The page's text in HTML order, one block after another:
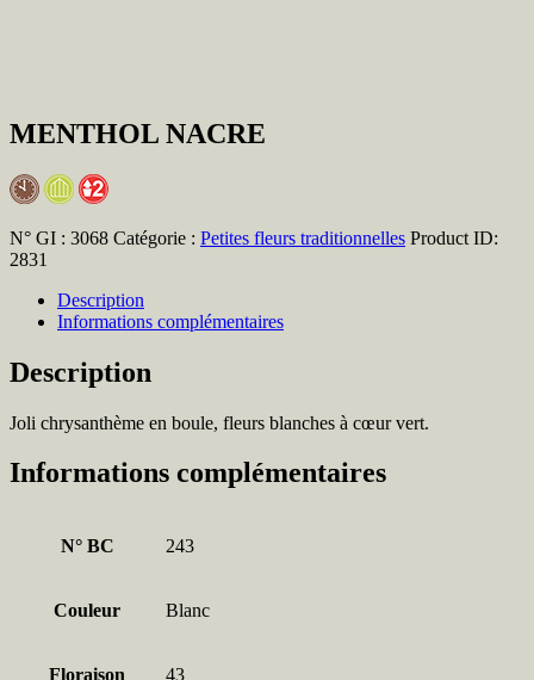
MENTHOL NACRE
N° GI : 3068 Catégorie : Petites fleurs traditionnelles Product ID:
2831
Description
Informations complémentaires
Description
Joli chrysanthème en boule, fleurs blanches à cœur vert.
Informations complémentaires
N° BC 243
Couleur Blanc
Floraison 43